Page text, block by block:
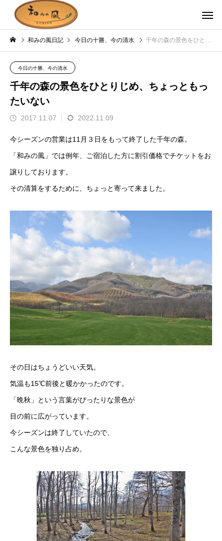
和みの風日記 今日の十勝、今の清水 千年の森の景色をひとりじめ、ちょっともったいない
今日の十勝、今の清水
千年の森の景色をひとりじめ、ちょっともっ
たいない
2017.11.07 2022.11.09
今シーズンの営業は11月３日をもって終了した千年の森。
「和みの風」では例年、ご宿泊した方に割引価格でチケットをお
譲りしております。
その清算をするために、ちょっと寄って来ました。
その日はちょうどいい天気。
気温も15℃前後と暖かかったのです。
「晩秋」という言葉がぴったりな景色が
目の前に広がっています。
今シーズンは終了していたので、
こんな景色を独り占め。